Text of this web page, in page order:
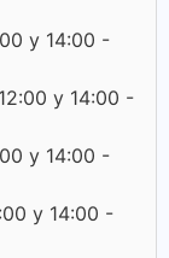
y 14:00 -
y 14:00 -
y 14:00 -
y 14:00 -